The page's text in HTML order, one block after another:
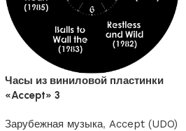
Часы из виниловой пластинки
«Accept» 3
Зарубежная музыка, Accept (UDO)